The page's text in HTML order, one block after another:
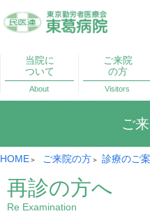
当院に
ついて
About
ご来院
の方
Visitors
ご
HOME ご来院の方 診療のご
再診の方へ
Re Examination